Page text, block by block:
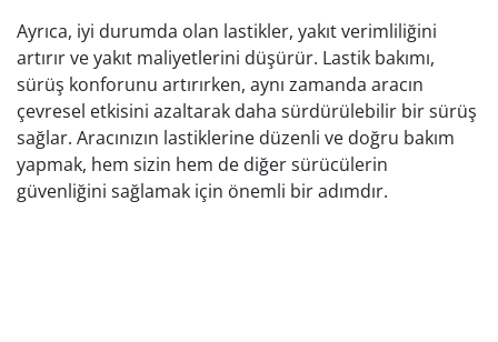
Ayrıca, iyi durumda olan lastikler, yakıt verimliliğini
artırır ve yakıt maliyetlerini düşürür. Lastik bakımı,
sürüş konforunu artırırken, aynı zamanda aracın
çevresel etkisini azaltarak daha sürdürülebilir bir sürüş
sağlar. Aracınızın lastiklerine düzenli ve doğru bakım
yapmak, hem sizin hem de diğer sürücülerin
güvenliğini sağlamak için önemli bir adımdır.